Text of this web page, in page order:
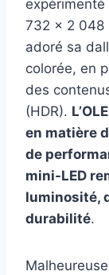
expérimenté
732 x 2 048
adoré sa
colorée, en
des
(HDR).
en matière
de
mini-LED
luminosité,
durabilité.